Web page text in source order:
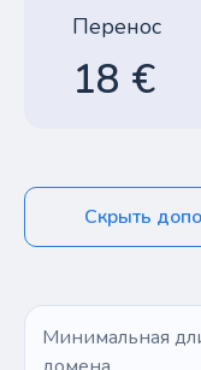
Перенос
18 €
Скрыть
Минимальная